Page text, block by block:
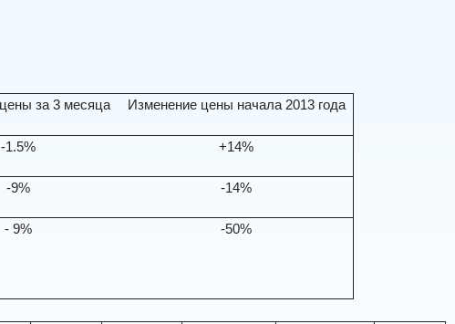
за 3 месяца Изменение цены начала 2013 года
-1.5% +14%
-9% -14%
- 9% -50%